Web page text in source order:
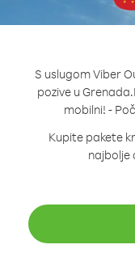
S uslugom Viber
pozive u Grenada.
mobilni! -
Kupite pakete
najbolje